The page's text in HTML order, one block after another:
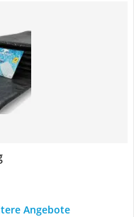
Angebote